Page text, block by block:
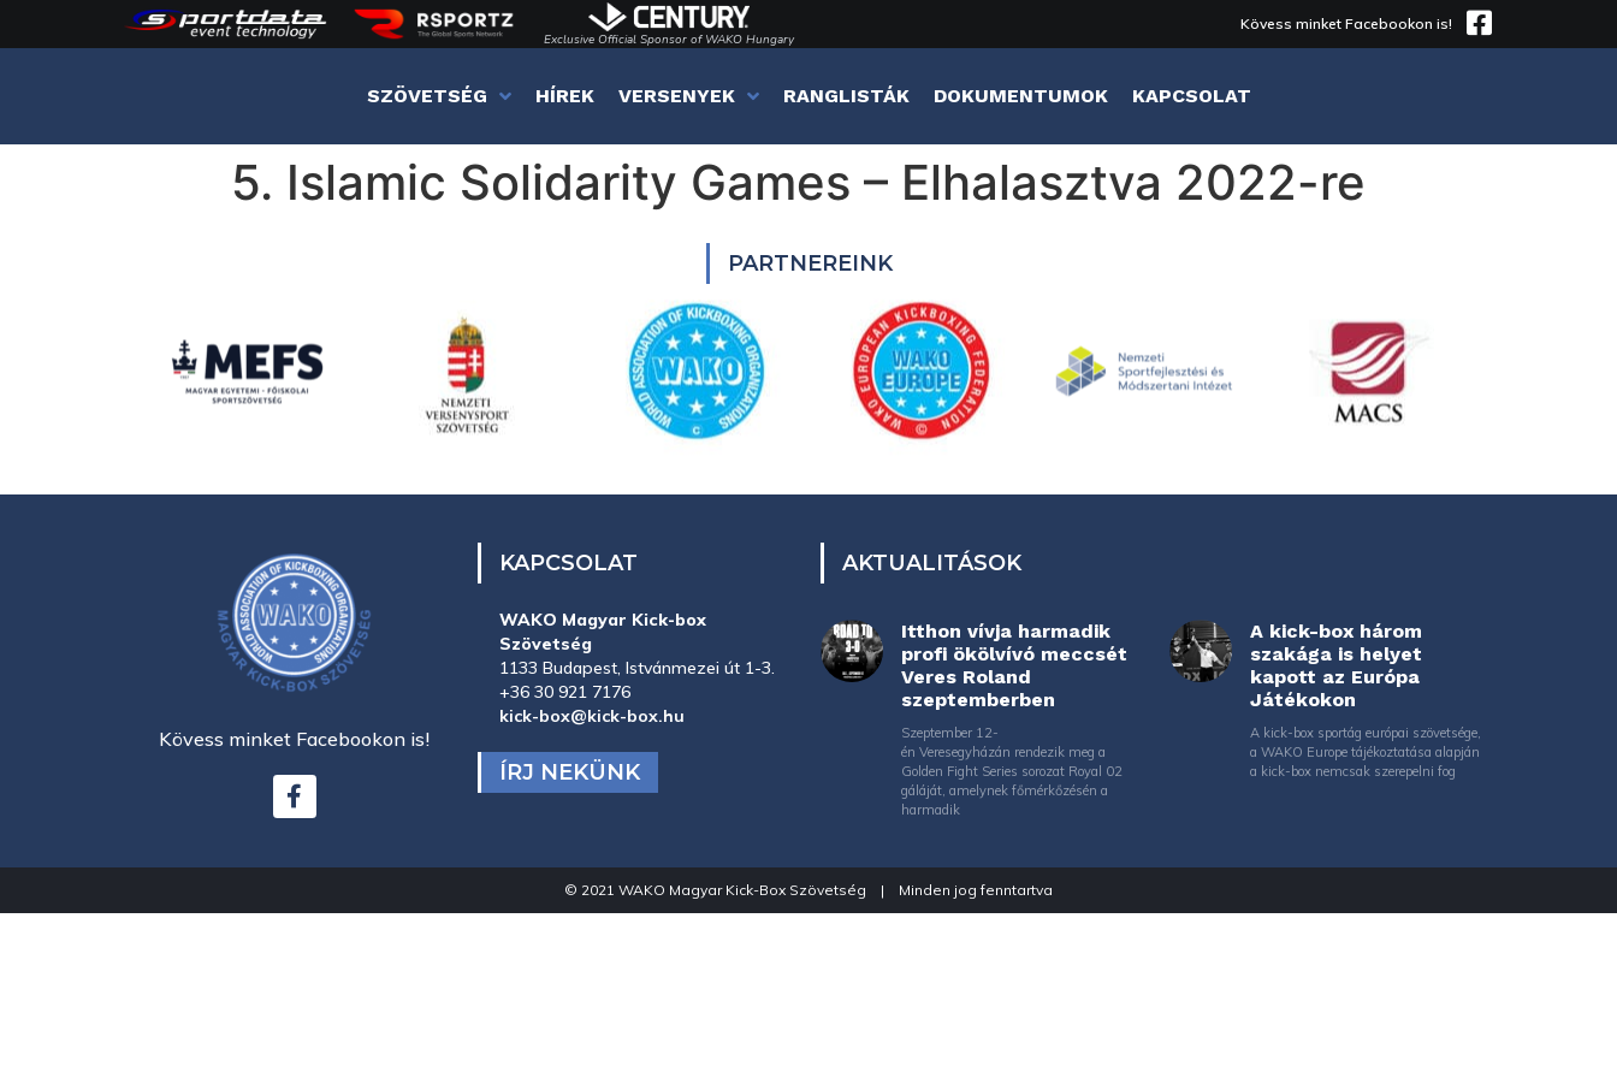
Exclusive Official Sponsor of WAKO Hungary
Kövess minket Facebookon is!
SZÖVETSÉG HÍREK VERSENYEK RANGLISTÁK DOKUMENTUMOK KAPCSOLAT
5. Islamic Solidarity Games – Elhalasztva 2022-re
PARTNEREINK
Kövess minket Facebookon is!
KAPCSOLAT
WAKO Magyar Kick-box
Szövetség
1133 Budapest, Istvánmezei út 1-3.
+36 30 921 7176
kick-box@kick-box.hu
ÍRJ NEKÜNK
AKTUALITÁSOK
Itthon vívja harmadik
profi ökölvívó meccsét
Veres Roland
szeptemberben
Szeptember 12-
én Veresegyházán rendezik meg a
Golden Fight Series sorozat Royal 02
gáláját, amelynek főmérkőzésén a
harmadik
A kick-box három
szakága is helyet
kapott az Európa
Játékokon
A kick-box sportág európai szövetsége,
a WAKO Europe tájékoztatása alapján
a kick-box nemcsak szerepelni fog
© 2021 WAKO Magyar Kick-Box Szövetség | Minden jog fenntartva